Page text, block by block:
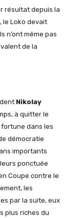
résultat depuis la
le Loko devait
n’ont même pas
de la
Nikolay
à quitter le
fortune dans les
démocratie
importants
ponctuée
Coupe contre le
les
par la suite, eux
plus riches du